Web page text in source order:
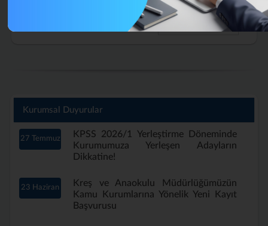
Tüm İhale İlanları
Kurumsal Duyurular
27 Temmuz
KPSS 2026/1 Yerleştirme Döneminde
Kurumumuza Yerleşen Adayların
Dikkatine!
23 Haziran
Kreş ve Anaokulu Müdürlüğümüzün
Kamu Kurumlarına Yönelik Yeni Kayıt
Başvurusu